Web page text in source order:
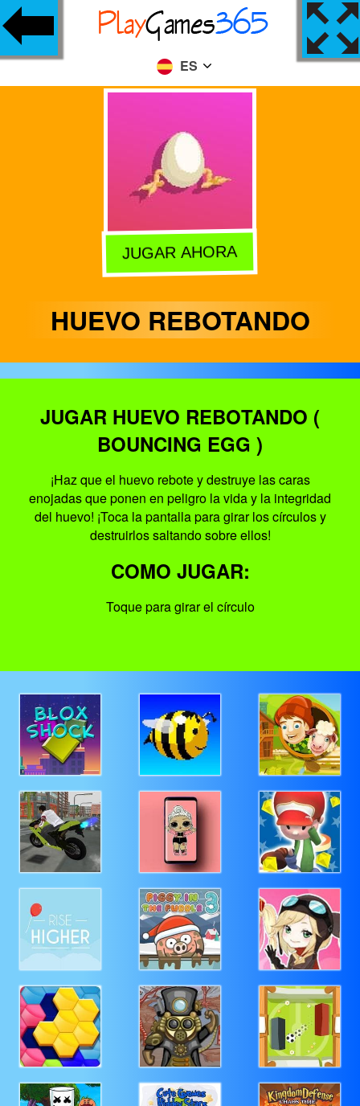
ES
JUGAR AHORA
HUEVO REBOTANDO
JUGAR HUEVO REBOTANDO (
BOUNCING EGG )
¡Haz que el huevo rebote y destruye las caras
enojadas que ponen en peligro la vida y la integridad
del huevo! ¡Toca la pantalla para girar los círculos y
destruirlos saltando sobre ellos!
COMO JUGAR:
Toque para girar el círculo